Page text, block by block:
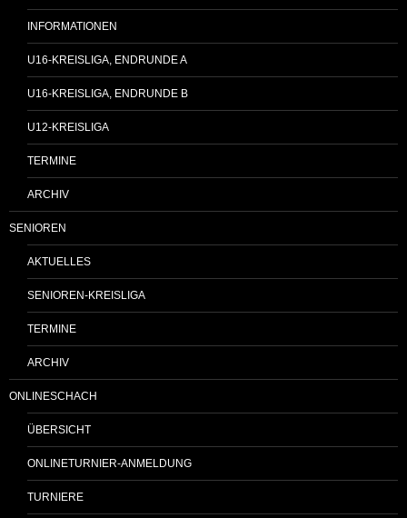
INFORMATIONEN
U16-KREISLIGA, ENDRUNDE A
U16-KREISLIGA, ENDRUNDE B
U12-KREISLIGA
TERMINE
ARCHIV
SENIOREN
AKTUELLES
SENIOREN-KREISLIGA
TERMINE
ARCHIV
ONLINESCHACH
ÜBERSICHT
ONLINETURNIER-ANMELDUNG
TURNIERE